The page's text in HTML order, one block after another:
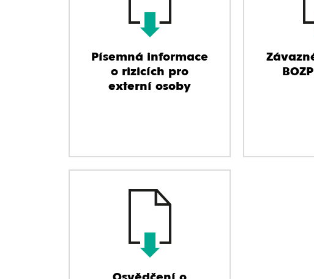
Písemná informace
o rizicích pro
externí osoby